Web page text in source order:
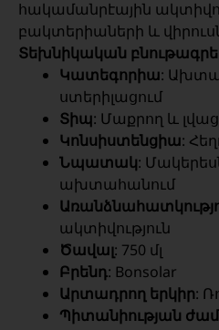
հակամանրէային
բակտերիաների և
Տեխնիկական
Կատեգորիա:
ստերիլացում
Տիպ: Մաքրող և
Կոնսիստենցիա:
Նպատակ:
ախտահանում
ակտիվություն
Ծավալ: 750 մլ
Բրենդ: Bonsolar
Արտադրող երկիր:
Պիտանիության